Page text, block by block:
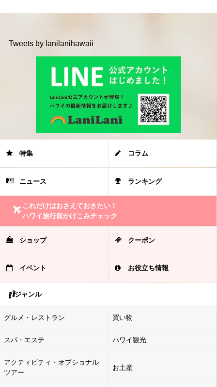
Tweets by lanilanihawaii
特集 コラム
ニュース ランキング
これだけはおさえておきたい！
ハワイ旅行前かけこみチェック
ショップ クーポン
イベント お役立ち情報
ジャンル
グルメ・レストラン 買い物
スパ・エステ ハワイ観光
アクティビティ・オプショナル
ツアー
お土産